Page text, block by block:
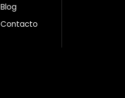
Blog
Contacto